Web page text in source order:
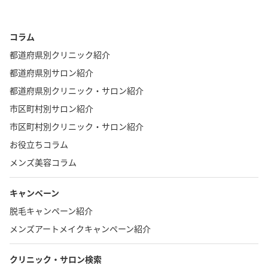
コラム
都道府県別クリニック紹介
都道府県別サロン紹介
都道府県別クリニック・サロン紹介
市区町村別サロン紹介
市区町村別クリニック・サロン紹介
お役立ちコラム
メンズ美容コラム
キャンペーン
脱毛キャンペーン紹介
メンズアートメイクキャンペーン紹介
クリニック・サロン検索